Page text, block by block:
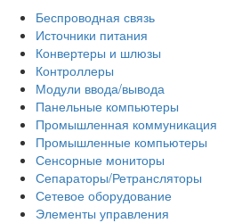
Беспроводная связь
Источники питания
Конвертеры и шлюзы
Контроллеры
Модули ввода/вывода
Панельные компьютеры
Промышленная коммуникация
Промышленные компьютеры
Сенсорные мониторы
Сепараторы/Ретрансляторы
Сетевое оборудование
Элементы управления